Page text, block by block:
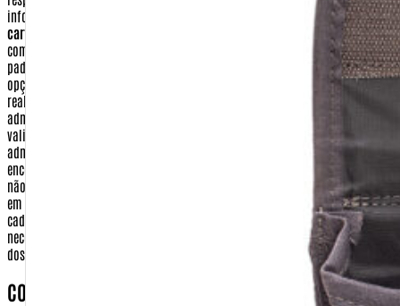
informação como forma, apenas, de cumprir o seu serviço.
Número do
cartão de crédito, data de validade e código de segurança
- Informações
como esta, de tamanha importância, são tratadas sob os mais rigorosos
padrões de segurança. Os seus dados de cartão de crédito, quando feita a
opção por este tipo de pagamento, serão utilizados apenas para a
realização de transação eletrônica, entre a Warfare.com.br e a sua
administradora de cartão de crédito. As informações digitadas (número,
validade e código de segurança) são criptografadas e enviadas para a
administradora do cartão. Após confirmado o pagamento e o envio da
encomenda, esses dados são apagados de nosso sistema. A warfare.com.br
não tem em momento algum acesso a essas informações que são digitadas
em ambiente seguro do meio de pagamento.
Dados bancários- No seu
cadastro de compra realizado no site http://www.Warfare.com.br não será
necessário fornecer nenhuma de suas informações bancárias, com exceção
dos casos necessários para realização de devolução
COMO POSSO TER ACESSO AS MINHAS INFORMAÇÕES?